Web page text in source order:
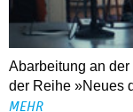
Abarbeitung an
der Reihe »Neues
MEHR